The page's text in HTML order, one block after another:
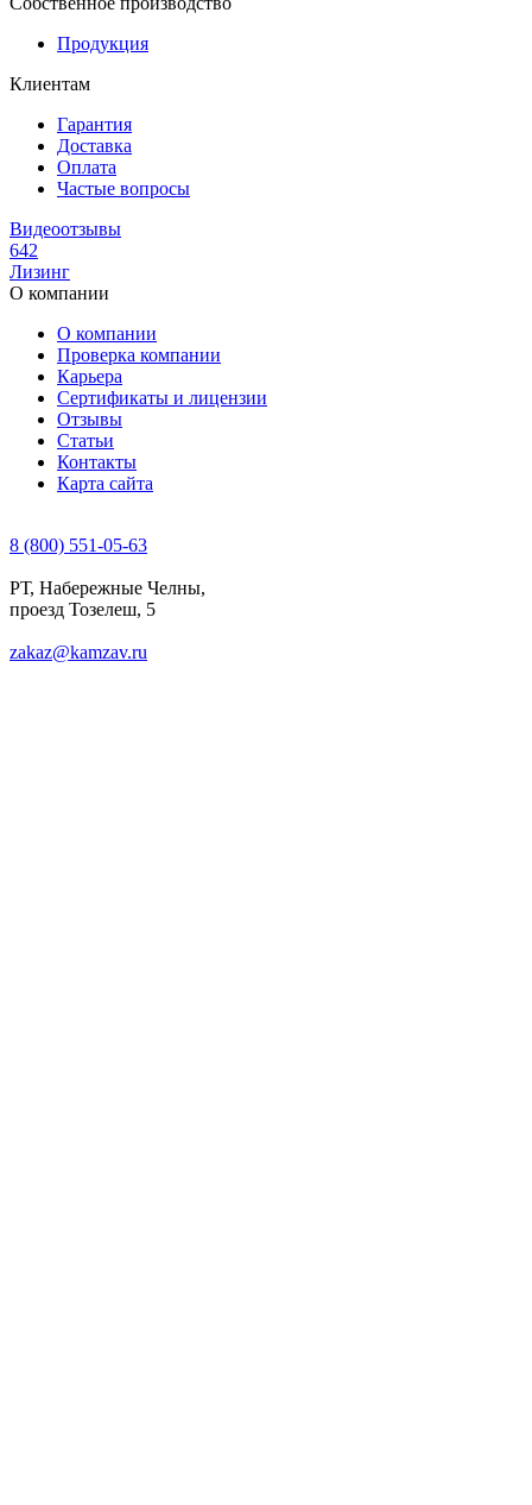
Продукция
Клиентам
Гарантия
Доставка
Оплата
Частые вопросы
Видеоотзывы
642
Лизинг
О компании
О компании
Проверка компании
Карьера
Сертификаты и лицензии
Отзывы
Статьи
Контакты
Карта сайта
8 (800) 551-05-63
РТ, Набережные Челны,
проезд Тозелеш, 5
zakaz@kamzav.ru